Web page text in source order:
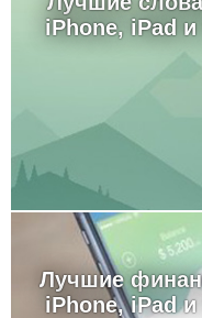
iPhone, iPad
Лучшие
iPhone, iPad